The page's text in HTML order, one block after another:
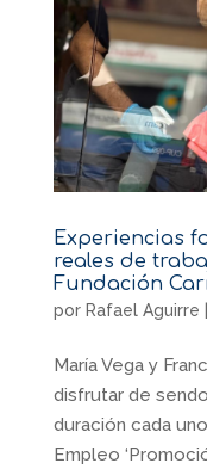
Experiencias
reales de
Fundación
por Rafael Aguirre
María Vega y
disfrutar de
duración cada
Empleo